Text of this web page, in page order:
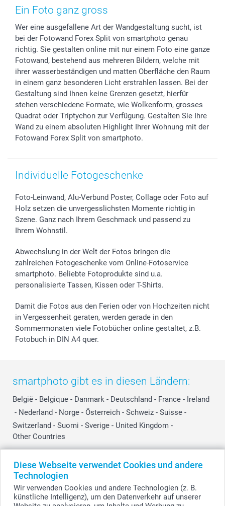
Diese Webseite verwendet Cookies und andere
Technologien
Wir verwenden Cookies und andere Technologien (z. B.
künstliche Intelligenz), um den Datenverkehr auf unserer
Zubehör & Material
Foto-Kalender & Agenden
Sticker & Etiketten
Geschenk-Gutscheine (PDF)
AGB
Presse
Partnerprogramme
Investor Relations
B2B smartbusiness
Widerrufsrecht
Muttertag
Kommunion & Konfirmation
Hochzeit
Geburtstag
Geburt
Zu allen Anlässen
Preise und Versandkosten
48h Lieferung
Zahlungsmöglichkeiten
Anmelden /Registrieren
Sitemap
Status der Bestellung
smartfriends
smartgarantie
smartbonus
Ein Foto ganz gross
Wer eine ausgefallene Art der Wandgestaltung sucht, ist
bei der Fotowand Forex Split von smartphoto genau
richtig. Sie gestalten online mit nur einem Foto eine ganze
Fotowand, bestehend aus mehreren Bildern, welche mit
ihrer wasserbeständigen und matten Oberfläche den Raum
in einem ganz besonderen Licht erstrahlen lassen. Bei der
Gestaltung sind Ihnen keine Grenzen gesetzt, hierfür
stehen verschiedene Formate, wie Wolkenform, grosses
Quadrat oder Triptychon zur Verfügung. Gestalten Sie Ihre
Wand zu einem absoluten Highlight Ihrer Wohnung mit der
Fotowand Forex Split von smartphoto.
Individuelle Fotogeschenke
Foto-Leinwand, Alu-Verbund Poster, Collage oder Foto auf
Holz setzen die unvergesslichsten Momente richtig in
Szene. Ganz nach Ihrem Geschmack und passend zu
Ihrem Wohnstil.
Abwechslung in der Welt der Fotos bringen die
zahlreichen Fotogeschenke vom Online-Fotoservice
smartphoto. Beliebte Fotoprodukte sind u.a.
personalisierte Tassen, Kissen oder T-Shirts.
Damit die Fotos aus den Ferien oder von Hochzeiten nicht
in Vergessenheit geraten, werden gerade in den
Sommermonaten viele Fotobücher online gestaltet, z.B.
Fotobuch in DIN A4 quer.
smartphoto gibt es in diesen Ländern:
België - Belgique - Danmark - Deutschland - France - Ireland
- Nederland - Norge - Österreich - Schweiz - Suisse -
Switzerland - Suomi - Sverige - United Kingdom -
Other Countries
Alle Preise verstehen sich in Schweizer Franken (CHF) inkl. MwSt. und zzgl.